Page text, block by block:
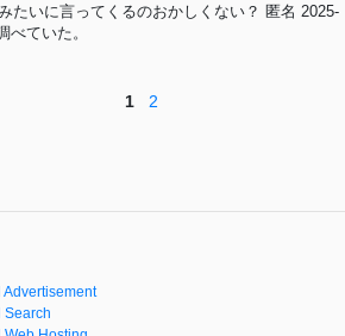
たいに言ってくるのおかしくない？ 匿名 2025-
ていた。
1 2
Advertisement
Search